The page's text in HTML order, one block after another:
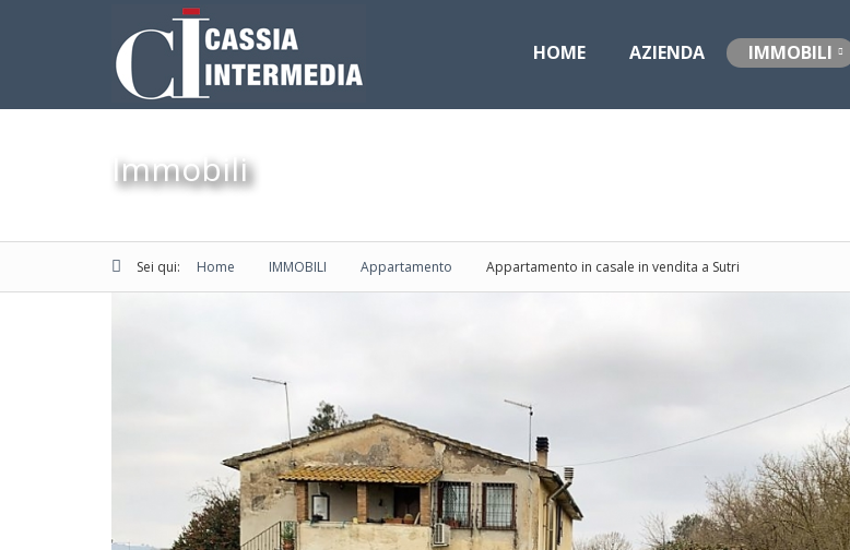
HOME AZIENDA IMMOBILI
Immobili
Sei qui: Home IMMOBILI Appartamento Appartamento in casale in vendita a Sutri